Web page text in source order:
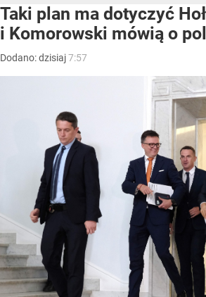
Taki plan ma dotyczyć
i Komorowski mówią o
Dodano:dzisiaj7:57